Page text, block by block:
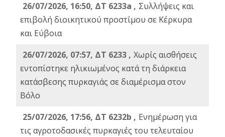
26/07/2026, 16:50, ΔΤ 6233a , Συλλήψεις και
επιβολή διοικητικού προστίμου σε Κέρκυρα
και Εύβοια
26/07/2026, 07:57, ΔΤ 6233 , Χωρίς αισθήσεις
εντοπίστηκε ηλικιωμένος κατά τη διάρκεια
κατάσβεσης πυρκαγιάς σε διαμέρισμα στον
Βόλο
25/07/2026, 17:56, ΔΤ 6232b , Ενημέρωση για
τις αγροτοδασικές πυρκαγιές του τελευταίου